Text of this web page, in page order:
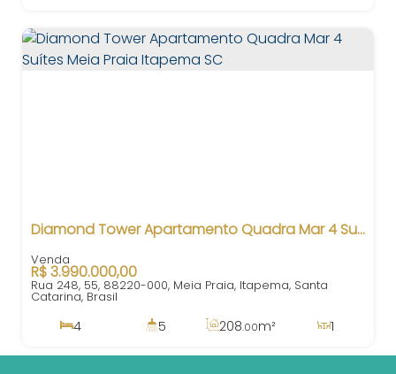
Diamond Tower Apartamento Quadra Mar 4 Suítes Meia Praia Itapema SC
R$3.990.000,00
Rua 248, 55, 88220-000, Meia Praia, Itapema, Santa
Catarina, Brasil
4 5 208.00m²
1
208
m²